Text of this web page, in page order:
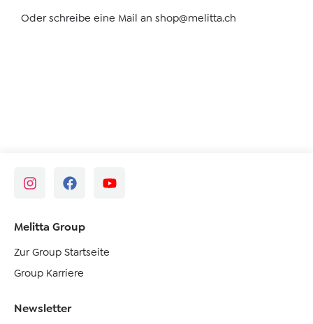
Oder schreibe eine Mail an shop@melitta.ch
Melitta Group
Zur Group Startseite
Group Karriere
Newsletter